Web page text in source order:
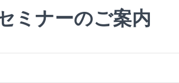
ミナーのご案内